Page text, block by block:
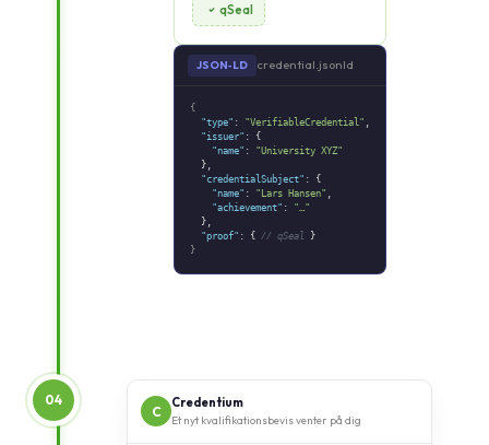
qSeal
JSON‑LD credential.jsonld
{
"type" : "VerifiableCredential"
"issuer" : {
"name" :
"University XYZ"
},
"credentialSubject" : {
"name" : "Lars Hansen"
"achievement" :
"…"
},
"proof" : { // qSeal }
}
C
Credentium
Et nyt kvalifikationsbevis venter på dig
04